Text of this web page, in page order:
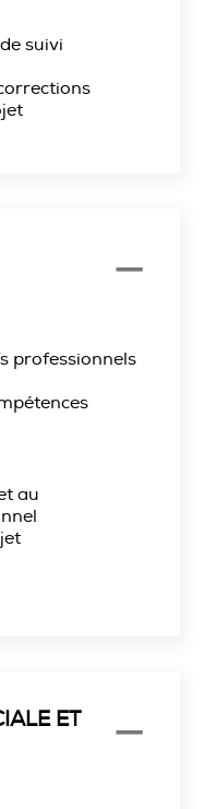
suivi
professionnels
au
ET